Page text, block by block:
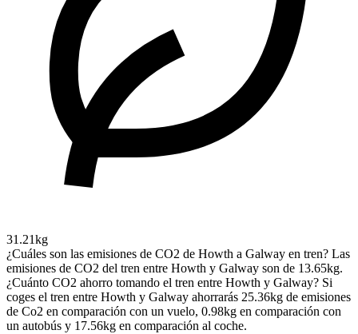
31.21kg
¿Cuáles son las emisiones de CO2 de Howth a Galway en tren? Las
emisiones de CO2 del tren entre Howth y Galway son de 13.65kg.
¿Cuánto CO2 ahorro tomando el tren entre Howth y Galway? Si
coges el tren entre Howth y Galway ahorrarás 25.36kg de emisiones
de Co2 en comparación con un vuelo, 0.98kg en comparación con
un autobús y 17.56kg en comparación al coche.